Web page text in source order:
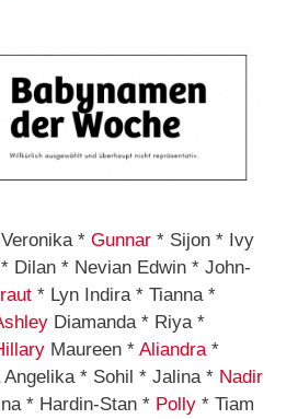
* Gunnar * Sijon * Ivy
Dilan * Nevian Edwin * John-
* Lyn Indira * Tianna *
Diamanda * Riya *
Maureen * Aliandra*
* Sohil * Jalina * Nadir
* Hardin-Stan * Polly * Tiam